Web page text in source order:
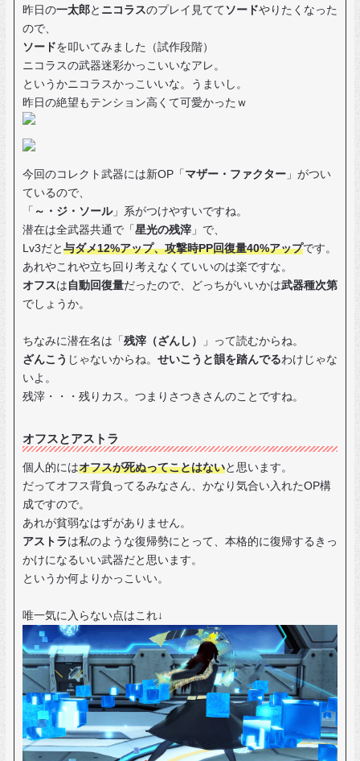
昨日の一太郎と ニコラスのプレイ見てて ソードやりたくなった
ので、
ソードを叩いてみました（試作段階）
ニコラスの武器迷彩かっこいいなアレ。
というかニコラスかっこいいな。うまいし。
昨日の絶望もテンション高くて可愛かったｗ
今回のコレクト武器には新OP「 マザー・ファクター 」がつい
ているので、
「 ～・ジ・ソール」系がつけやすいですね。
潜在は全武器共通で「 星光の残滓 」で、
Lv3だと 与ダメ12%アップ、攻撃時PP回復量40%アップです。
あれやこれや立ち回り考えなくていいのは楽ですな。
オフスは 自動回復量だったので、どっちがいいかは武器種次第
でしょうか。
ちなみに潜在名は「 残滓（ざんし）
」って読むからね。
ざんこう じゃないからね。 せいこうと韻を踏んでるわけじゃな
いよ。
残滓・・・残りカス。つまりさつきさんのことですね。
オフスとアストラ
個人的にはオフスが死ぬってことはないと思います。
だってオフス背負ってるみなさん、かなり気合い入れたOP構
成ですので。
あれが貧弱なはずがありません。
アストラ は私のような復帰勢にとって、本格的に復帰するきっ
かけになるいい武器だと思います。
というか何よりかっこいい。
唯一気に入らない点はこれ↓